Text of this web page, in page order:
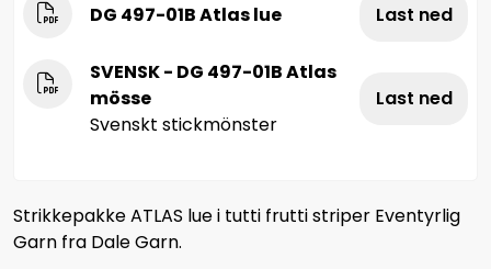
DG 497-01B Atlas lue Last ned
SVENSK - DG 497-01B Atlas
mösse
Svenskt stickmönster
Last ned
Strikkepakke ATLAS lue i tutti frutti striper Eventyrlig
Garn fra Dale Garn.